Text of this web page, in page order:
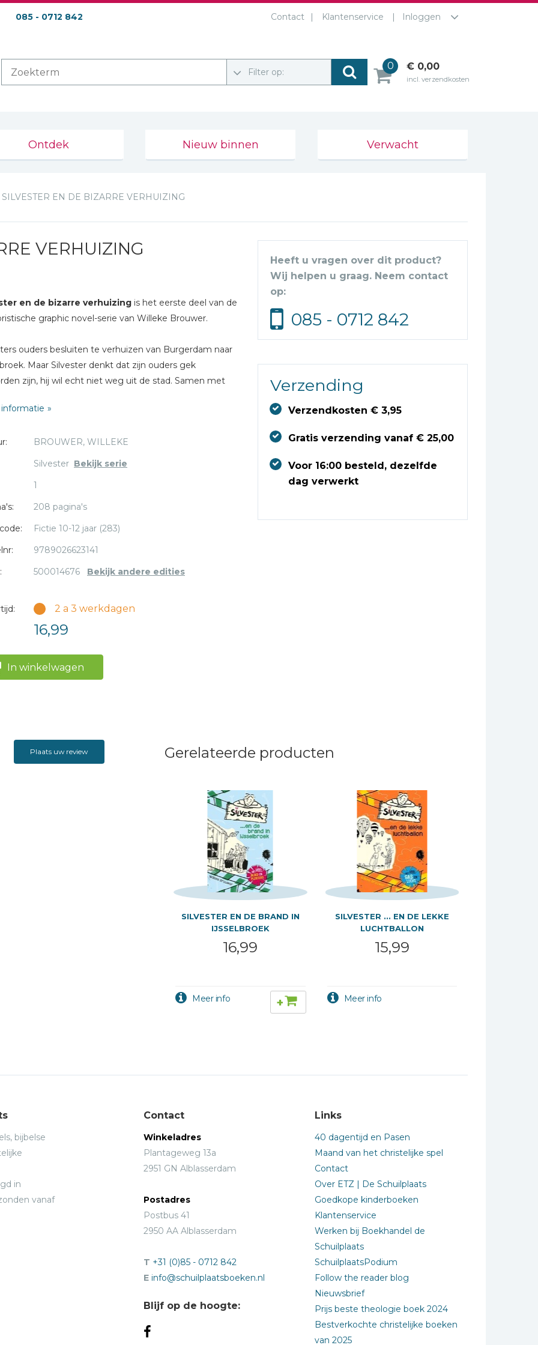
085 - 0712 842 Contact Klantenservice Inloggen
Filter op:
0 € 0,00
incl. verzendkosten
Ontdek Nieuw binnen Verwacht
SILVESTER EN DE BIZARRE VERHUIZING
VERHUIZING
en de bizarre verhuizing is het eerste deel van de
graphic novel-serie van Willeke Brouwer.
ouders besluiten te verhuizen van Burgerdam naar
Maar Silvester denkt dat zijn ouders gek
zijn, hij wil echt niet weg uit de stad. Samen met
tegen te houden.
BROUWER, WILLEKE
Silvester Bekijk serie
1
208 pagina's
Fictie 10-12 jaar (283)
9789026623141
500014676 Bekijk andere edities
2 a 3 werkdagen
16,99
In winkelwagen
Heeft u vragen over dit product?
Wij helpen u graag. Neem contact
op:
085 - 0712 842
Verzending
Verzendkosten € 3,95
Gratis verzending vanaf € 25,00
Voor 16:00 besteld, dezelfde
dag verwerkt
Plaats uw review Gerelateerde producten
SILVESTER EN DE BRAND IN
IJSSELBROEK
16,99
+
SILVESTER ... EN DE LEKKE
LUCHTBALLON
15,99
bijbelse
in
vanaf
Contact
Winkeladres
Plantageweg 13a
2951 GN Alblasserdam
Postadres
Postbus 41
2950 AA Alblasserdam
T +31 (0)85 - 0712 842
E info@schuilplaatsboeken.nl
Blijf op de hoogte:
Links
40 dagentijd en Pasen
Maand van het christelijke spel
Contact
Over ETZ | De Schuilplaats
Goedkope kinderboeken
Klantenservice
Werken bij Boekhandel de
Schuilplaats
SchuilplaatsPodium
Follow the reader blog
Nieuwsbrief
Prijs beste theologie boek 2024
Bestverkochte christelijke boeken
van 2025